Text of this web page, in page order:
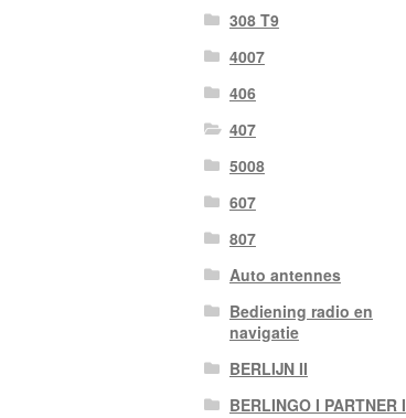
308 T9
4007
406
407
5008
607
807
Auto antennes
Bediening radio en
navigatie
BERLIJN II
BERLINGO I PARTNER I